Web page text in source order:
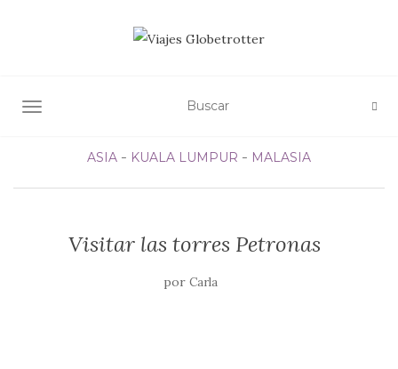
ALTERNAR NAVEGACIÓN
ASIA KUALA LUMPUR MALASIA
Visitar las torres Petronas
por Carla